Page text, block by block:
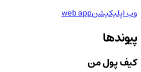
وب اپلیکیشنweb app
پیوندها
کیف پول من